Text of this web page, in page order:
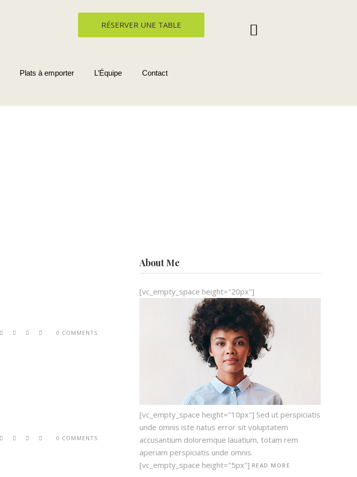
RÉSERVER UNE TABLE
Plats à emporter L’Équipe Contact
0 COMMENTS
0 COMMENTS
About Me
[vc_empty_space height="20px"]
[vc_empty_space height="10px"] Sed ut perspiciatis
unde omnis iste natus error sit voluptatem
accusantium doloremque lauatium, totam rem
aperiam perspiciatis unde omnis.
[vc_empty_space height="5px"] READ MORE